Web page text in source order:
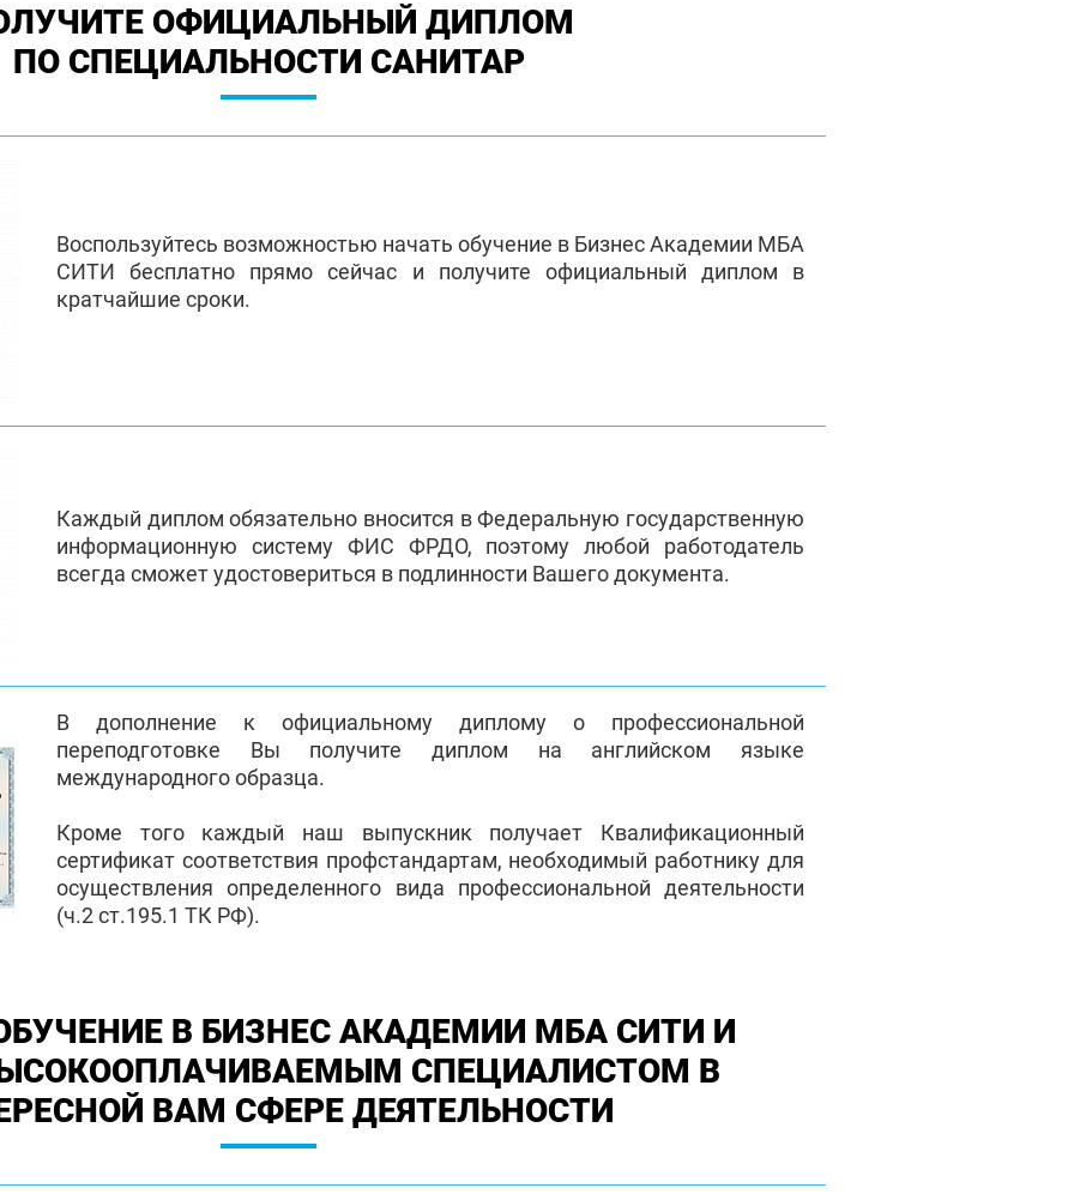
ОФИЦИАЛЬНЫЙ ДИПЛОМ
ПО СПЕЦИАЛЬНОСТИ САНИТАР
Воспользуйтесь возможностью начать обучение в Бизнес Академии МБА
СИТИ бесплатно прямо сейчас и получите официальный диплом в
кратчайшие сроки.
Каждый диплом обязательно вносится в Федеральную государственную
информационную систему ФИС ФРДО, поэтому любой работодатель
всегда сможет удостовериться в подлинности Вашего документа.
В дополнение к официальному диплому о профессиональной
переподготовке Вы получите диплом на английском языке
международного образца.
Кроме того каждый наш выпускник получает Квалификационный
сертификат соответствия профстандартам, необходимый работнику для
осуществления определенного вида профессиональной деятельности
(ч.2 ст.195.1 ТК РФ).
В БИЗНЕС АКАДЕМИИ МБА СИТИ И
СПЕЦИАЛИСТОМ В
ВАМ СФЕРЕ ДЕЯТЕЛЬНОСТИ